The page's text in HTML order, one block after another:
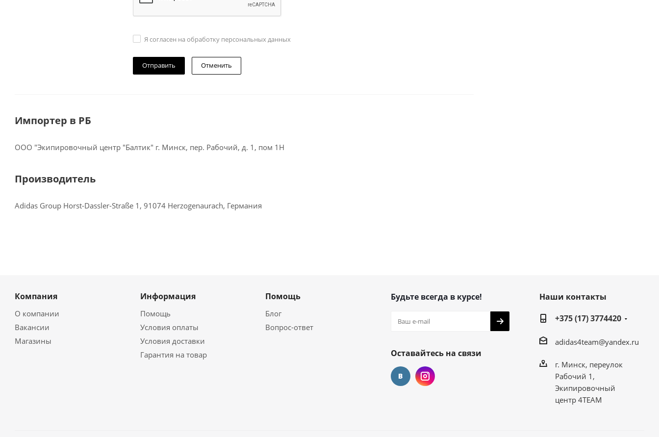
Я согласен на обработку персональных данных
Отменить
Импортер в РБ
ООО "Экипировочный центр "Балтик" г. Минск, пер. Рабочий, д. 1, пом 1Н
Производитель
Adidas Group Horst-Dassler-Straße 1, 91074 Herzogenaurach, Германия
Компания
О компании
Вакансии
Магазины
Информация
Помощь
Условия оплаты
Условия доставки
Гарантия на товар
Помощь
Блог
Вопрос-ответ
Будьте всегда в курсе!
Оставайтесь на связи
Наши контакты
+375 (17) 3774420
adidas4team@yandex.ru
г. Минск, переулок
Рабочий 1,
Экипировочный
центр 4TEAM